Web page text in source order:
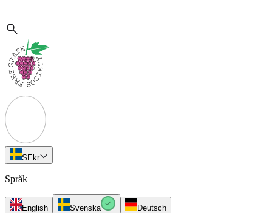
SEkr
Språk
English Svenska Deutsch